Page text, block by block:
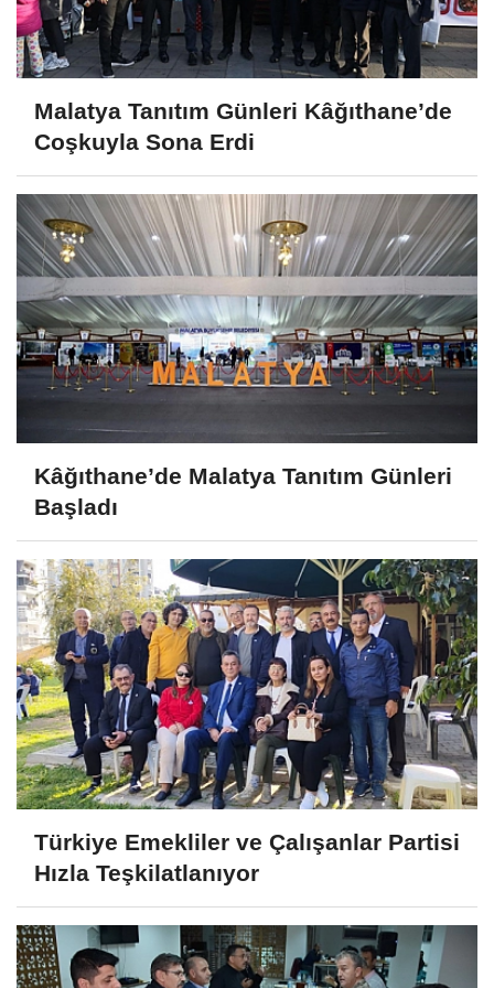
Malatya Tanıtım Günleri Kâğıthane’de
Coşkuyla Sona Erdi
Kâğıthane’de Malatya Tanıtım Günleri
Başladı
Türkiye Emekliler ve Çalışanlar Partisi
Hızla Teşkilatlanıyor